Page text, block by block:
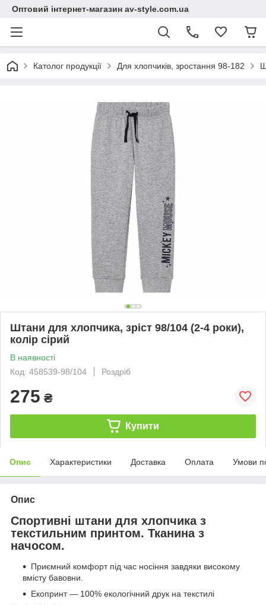
Оптовий інтернет-магазин av-style.com.ua
Католог продукції Для хлопчиків, зростання 98-182
Штани для хлопчика, зріст 98/104 (2-4 роки),
колір сірий
В наявності
Код: 458539-98/104
Роздріб
275 ₴
Купити
Опис Характеристики Доставка Оплата Умови
Опис
Спортивні штани для хлопчика з
текстильним принтом. Тканина з
начосом.
Приємний комфорт під час носіння завдяки високому
вмісту бавовни.
Екопринт — 100% екологічний друк на текстилі